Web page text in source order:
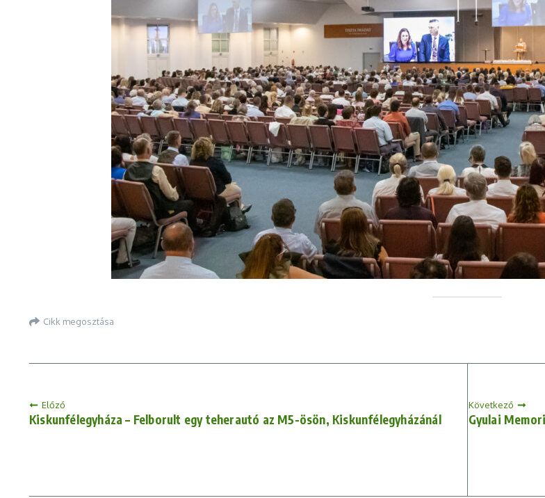
Cikk megosztása
Előző
Kiskunfélegyháza – Felborult egy teherautó az M5-ösön, Kiskunfélegyházánál
Következő
Gyulai